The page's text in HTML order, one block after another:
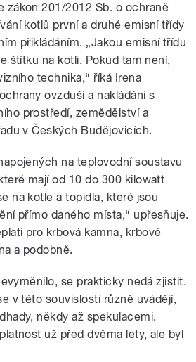
zákon 201/2012 Sb. o ochraně
kotlů první a druhé emisní třídy
přikládáním. „Jakou emisní třídu
štítku na kotli. Pokud tam není,
technika,“ říká Irena
ovzduší a nakládání s
prostředí, zemědělství a
v Českých Budějovicích.
na teplovodní soustavu
mají od 10 do 300 kilowatt
na kotle a topidla, které jsou
přímo daného místa,“ upřesňuje.
pro krbová kamna, krbové
a podobně.
se prakticky nedá zjistit.
v této souvislosti různě uvádějí,
někdy až spekulacemi.
už před dvěma lety, ale byl